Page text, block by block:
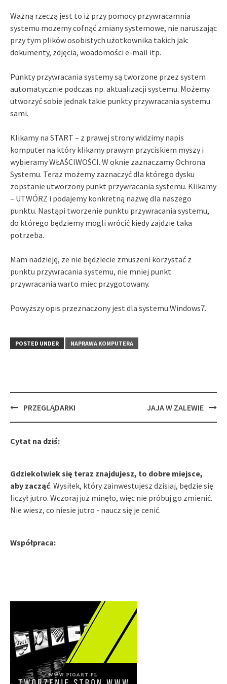
Ważną rzeczą jest to iż przy pomocy przywracamnia
systemu możemy cofnąć zmiany systemowe, nie naruszając
przy tym plików osobistych użotkownika takich jak:
dokumenty, zdjęcia, woadomości e-mail itp.
Punkty przywracania systemy są tworzone przez system
automatycznie podczas np. aktualizacji systemu. Możemy
utworzyć sobie jednak takie punkty przywracania systemu
sami.
Klikamy na START – z prawej strony widzimy napis
komputer na który klikamy prawym przyciskiem myszy i
wybieramy WŁAŚCIWOŚCI. W oknie zaznaczamy Ochrona
Systemu. Teraz możemy zaznaczyć dla którego dysku
zopstanie utworzony punkt przywracania systemu. Klikamy
– UTWÓRZ i podajemy konkretną nazwę dla naszego
punktu. Nastąpi tworzenie punktu przywracania systemu,
do którego będziemy mogli wrócić kiedy zajdzie taka
potrzeba.
Mam nadzieję, ze nie będziecie zmuszeni korzystać z
punktu przywracania systemu, nie mniej punkt
przywracania warto miec przygotowany.
Powyższy opis przeznaczony jest dla systemu Windows7.
POSTED UNDER NAPRAWA KOMPUTERA
PostPRZEGLĄDARKI JAJA W ZALEWIE
Cytat na dziś:
Gdziekolwiek się teraz znajdujesz, to dobre miejsce,
aby zacząć. Wysiłek, który zainwestujesz dzisiaj, będzie się
liczył jutro. Wczoraj już minęło, więc nie próbuj go zmienić.
Nie wiesz, co niesie jutro - naucz się je cenić.
Współpraca: